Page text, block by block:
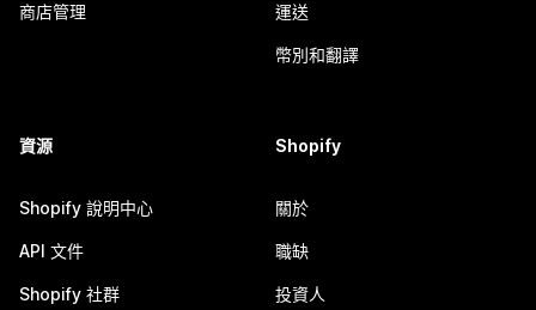
商店管理 運送
幣別和翻譯
資源
Shopify 說明中心
API 文件
Shopify 社群
Shopify
關於
職缺
投資人